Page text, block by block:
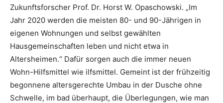
Zukunftsforscher Prof. Dr. Horst W. Opaschowski. „Im
Jahr 2020 werden die meisten 80- und 90-Jährigen in
eigenen Wohnungen und selbst gewählten
Hausgemeinschaften leben und nicht etwa in
Altersheimen.“ Dafür sorgen auch die immer neuen
Wohn-Hilfsmittel wie ilfsmittel. Gemeint ist der frühzeitig
begonnene altersgerechte Umbau in der Dusche ohne
Schwelle, im bad überhaupt, die Überlegungen, wie man